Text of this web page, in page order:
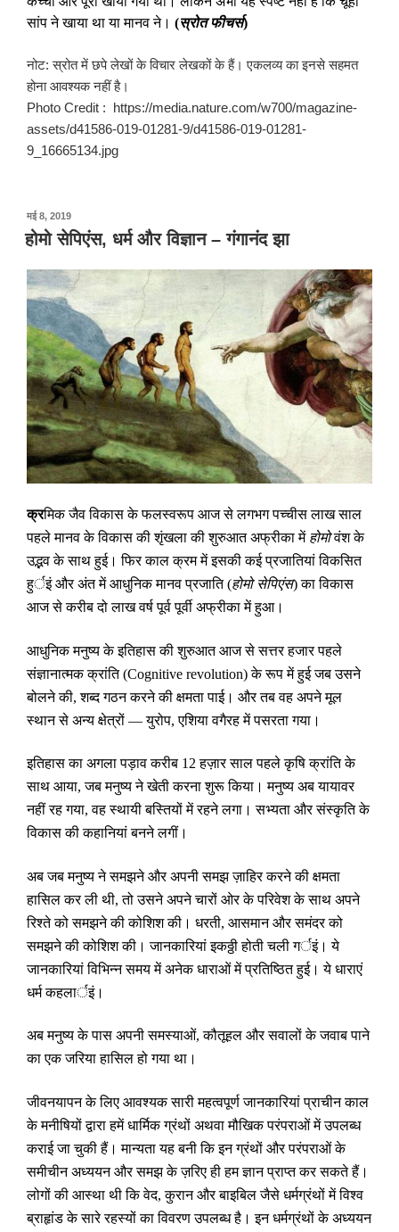
सांप ने खाया था या मानव ने। (स्रोत फीचर्स)
नोट: स्रोत में छपे लेखों के विचार लेखकों के हैं। एकलव्य का इनसे सहमत
होना आवश्यक नहीं है।
Photo Credit : https://media.nature.com/w700/magazine-
assets/d41586-019-01281-9/d41586-019-01281-
9_16665134.jpg
मई 8, 2019पर
प्रकाशित
किया
होमो सेपिएंस, धर्म और विज्ञान – गंगानंद झा
क्रमिक जैव विकास के फलस्वरूप आज से लगभग पच्चीस लाख साल
पहले मानव के विकास की शृंखला की शुरुआत अफ्रीका में होमोवंश के
उद्भव के साथ हुई। फिर काल क्रम में इसकी कई प्रजातियां विकसित
हुर्इं और अंत में आधुनिक मानव प्रजाति (होमो सेपिएंस) का विकास
आज से करीब दो लाख वर्ष पूर्व पूर्वी अफ्रीका में हुआ।
आधुनिक मनुष्य के इतिहास की शुरुआत आज से सत्तर हजार पहले
संज्ञानात्मक क्रांति (Cognitive revolution) के रूप में हुई जब उसने
बोलने की,शब्द गठन करने की क्षमता पाई। और तब वह अपने मूल
स्थान से अन्य क्षेत्रों — युरोप,एशिया वगैरह में पसरता गया।
इतिहास का अगला पड़ाव करीब 12 हज़ार साल पहले कृषि क्रांति के
साथ आया,जब मनुष्य ने खेती करना शुरू किया। मनुष्य अब यायावर
नहीं रह गया,वह स्थायी बस्तियों में रहने लगा। सभ्यता और संस्कृति के
विकास की कहानियां बनने लगीं।
अब जब मनुष्य ने समझने और अपनी समझ ज़ाहिर करने की क्षमता
हासिल कर ली थी,तो उसने अपने चारों ओर के परिवेश के साथ अपने
रिश्ते को समझने की कोशिश की। धरती, आसमान और समंदर को
समझने की कोशिश की। जानकारियां इकठ्ठी होती चली गर्इं। ये
जानकारियां विभिन्न समय में अनेक धाराओं में प्रतिष्ठित हुई। ये धाराएं
धर्म कहलार्इं।
अब मनुष्य के पास अपनी समस्याओं,कौतूहल और सवालों के जवाब पाने
का एक जरिया हासिल हो गया था।
जीवनयापन के लिए आवश्यक सारी महत्वपूर्ण जानकारियां प्राचीन काल
के मनीषियों द्वारा हमें धार्मिक ग्रंथों अथवा मौखिक परंपराओं में उपलब्ध
कराई जा चुकी हैं। मान्यता यह बनी कि इन ग्रंथों और परंपराओं के
समीचीन अध्ययन और समझ के ज़रिए ही हम ज्ञान प्राप्त कर सकते हैं।
लोगों की आस्था थी कि वेद,कुरान और बाइबिल जैसे धर्मग्रंथों में विश्व
ब्राहृांड के सारे रहस्यों का विवरण उपलब्ध है। इन धर्मग्रंथों के अध्ययन